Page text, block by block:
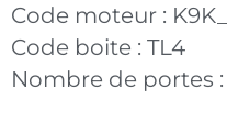
Code moteur :
Code boite : TL4
Nombre de portes :